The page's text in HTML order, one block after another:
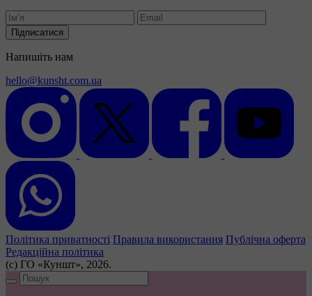
Підписатися
Напишіть нам
hello@kunsht.com.ua
Політика приватності Правила використання Публічна оферта
Редакційна політика
(с) ГО «Куншт», 2026.